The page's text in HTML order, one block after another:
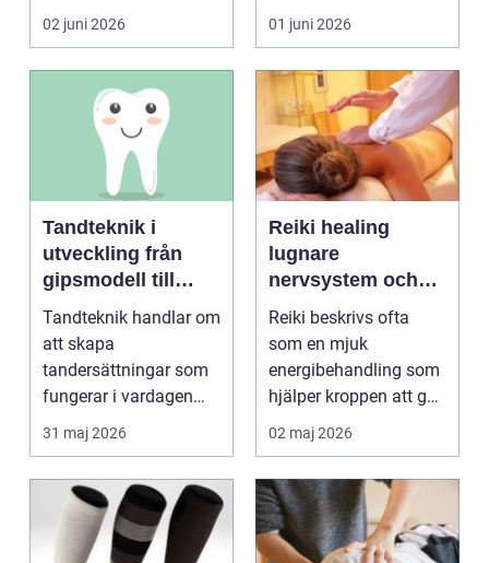
blir lätt en...
02 juni 2026
person som s...
01 juni 2026
Tandteknik i
utveckling från
gipsmodell till
digitalt arbetsflöde
Tandteknik handlar om
att skapa
tandersättningar som
fungerar i vardagen
kronor, broar,
implantat, ...
31 maj 2026
Reiki healing
lugnare
nervsystem och
djupare
återhämtning
Reiki beskrivs ofta
som en mjuk
energibehandling som
hjälper kroppen att gå
från stressläge till
02 maj 2026